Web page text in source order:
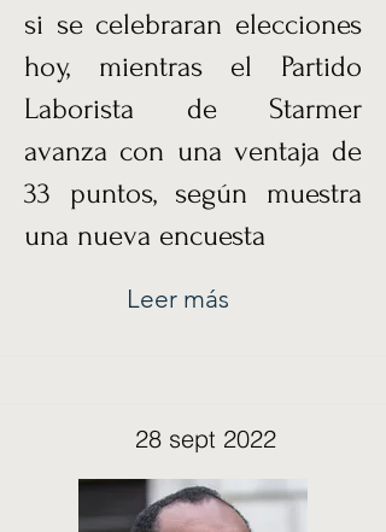
si se celebraran elecciones
hoy, mientras el Partido
Laborista de Starmer
avanza con una ventaja de
33 puntos, según muestra
una nueva encuesta
Leer más
28 sept 2022